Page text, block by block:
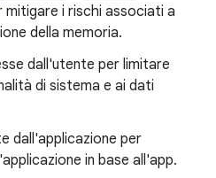
mitigare i rischi associati a
della memoria.
dall'utente per limitare
di sistema e ai dati
dall'applicazione per
in base all'app.